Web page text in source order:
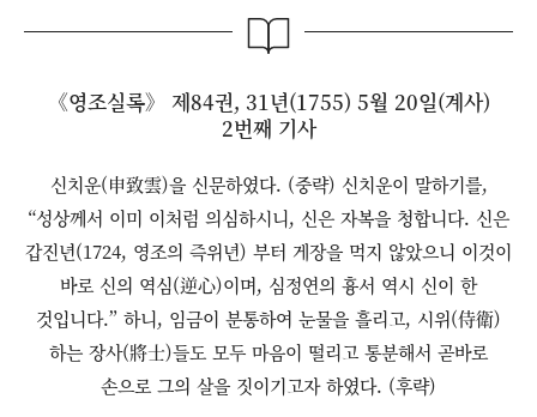
《영조실록》 제84권, 31년(1755) 5월 20일(계사)
2번째 기사
신치운(申致雲)을 신문하였다. (중략) 신치운이 말하기를,
“성상께서 이미 이처럼 의심하시니, 신은 자복을 청합니다. 신은
갑진년(1724, 영조의 즉위년) 부터 게장을 먹지 않았으니 이것이
바로 신의 역심(逆心)이며, 심정연의 흉서 역시 신이 한
것입니다.” 하니, 임금이 분통하여 눈물을 흘리고, 시위(侍衛)
하는 장사(將士)들도 모두 마음이 떨리고 통분해서 곧바로
손으로 그의 살을 짓이기고자 하였다. (후략)